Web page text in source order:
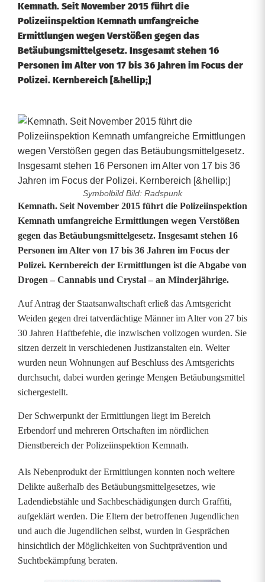
Kemnath. Seit November 2015 führt die
Polizeiinspektion Kemnath umfangreiche
Ermittlungen wegen Verstößen gegen das
Betäubungsmittelgesetz. Insgesamt stehen 16
Personen im Alter von 17 bis 36 Jahren im Focus der
Polizei. Kernbereich [&hellip;]
Symbolbild Bild: Radspunk
E
r
m
i
t
t
l
u
n
g
e
w
e
g
e
n
Kemnath. Seit November 2015 führt die Polizeiinspektion
Kemnath umfangreiche Ermittlungen wegen Verstößen
gegen das Betäubungsmittelgesetz. Insgesamt stehen 16
Personen im Alter von 17 bis 36 Jahren im Focus der
Polizei. Kernbereich der Ermittlungen ist die Abgabe von
Drogen – Cannabis und Crystal – an Minderjährige.
Auf Antrag der Staatsanwaltschaft erließ das Amtsgericht
Weiden gegen drei tatverdächtige Männer im Alter von 27 bis
30 Jahren Haftbefehle, die inzwischen vollzogen wurden. Sie
sitzen derzeit in verschiedenen Justizanstalten ein. Weiter
wurden neun Wohnungen auf Beschluss des Amtsgerichts
durchsucht, dabei wurden geringe Mengen Betäubungsmittel
sichergestellt.
Der Schwerpunkt der Ermittlungen liegt im Bereich
Erbendorf und mehreren Ortschaften im nördlichen
Dienstbereich der Polizeiinspektion Kemnath.
Als Nebenprodukt der Ermittlungen konnten noch weitere
Delikte außerhalb des Betäubungsmittelgesetzes, wie
Ladendiebstähle und Sachbeschädigungen durch Graffiti,
aufgeklärt werden. Die Eltern der betroffenen Jugendlichen
und auch die Jugendlichen selbst, wurden in Gesprächen
hinsichtlich der Möglichkeiten von Suchtprävention und
Suchtbekämpfung beraten.